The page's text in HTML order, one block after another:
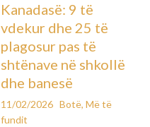
Kanadasë: 9 të
vdekur dhe 25 të
plagosur pas të
shtënave në shkollë
dhe banesë
11/02/2026 Botë, Më të
fundit